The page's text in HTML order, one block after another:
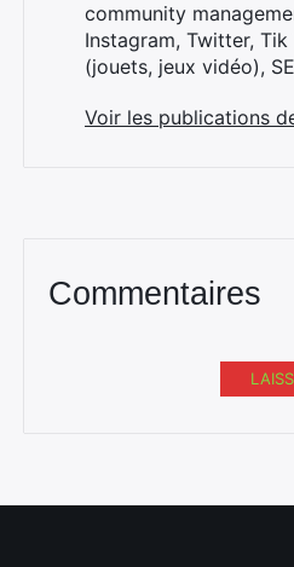
community
Instagram, Twitter,
(jouets, jeux vidéo),
Voir les publications
Commentaires